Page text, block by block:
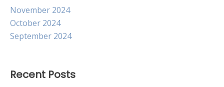
November 2024
October 2024
September 2024
Recent Posts